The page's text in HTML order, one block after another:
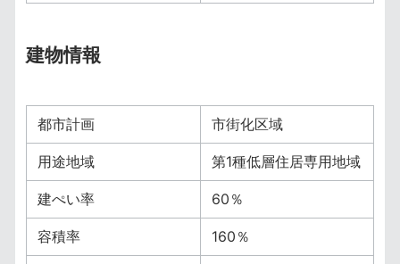
建物情報
都市計画 市街化区域
用途地域 第1種低層住居専用地域
建ぺい率 60％
容積率 160％